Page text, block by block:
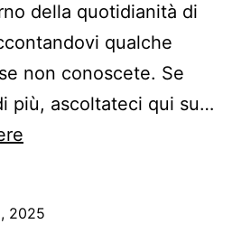
della quotidianità di
qualche
non conoscete. Se
più, ascoltateci qui su…
2025